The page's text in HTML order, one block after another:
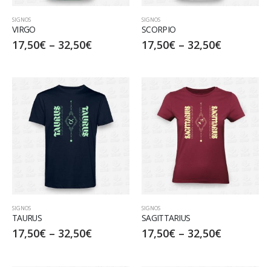
SIGNOS
VIRGO
17,50€ – 32,50€
SIGNOS
SCORPIO
17,50€ – 32,50€
SIGNOS
TAURUS
17,50€ – 32,50€
SIGNOS
SAGITTARIUS
17,50€ – 32,50€